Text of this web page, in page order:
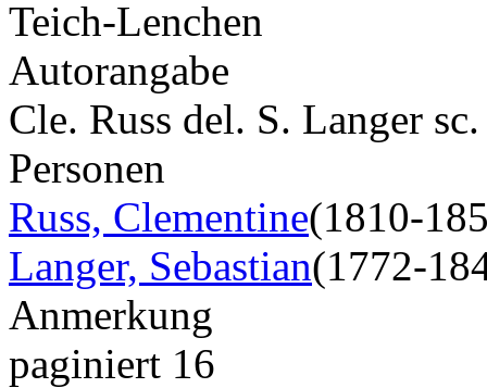
Teich-Lenchen
Autorangabe
Cle. Russ del. S. Langer sc.
Personen
Russ, Clementine(1810-
Langer, Sebastian(1772-
Anmerkung
paginiert 16